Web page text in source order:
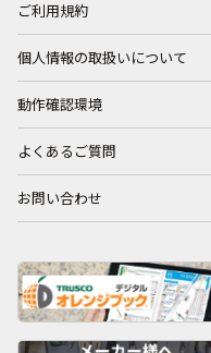
ご利用規約
個人情報の取扱いについて
動作確認環境
よくあるご質問
お問い合わせ